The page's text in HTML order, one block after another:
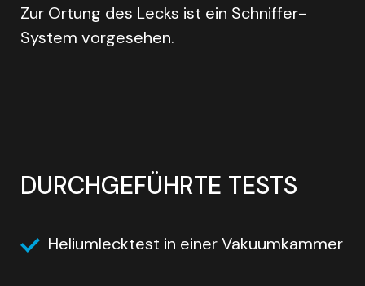
Zur Ortung des Lecks ist ein Schniffer-
System vorgesehen.
DURCHGEFÜHRTE TESTS
Heliumlecktest in einer Vakuumkammer